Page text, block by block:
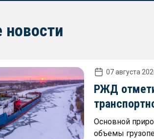
07 августа
РЖД
Основной
объемы